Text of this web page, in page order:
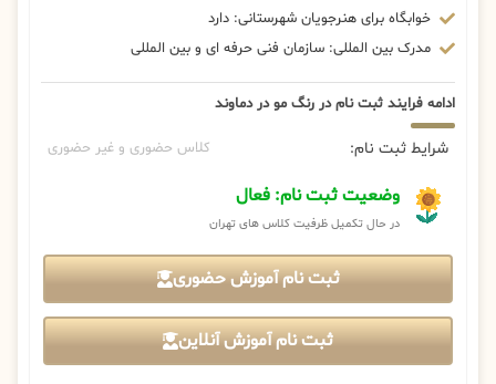
خوابگاه برای هنرجویان شهرستانی: دارد
مدرک بین المللی: سازمان فنی حرفه ای و بین المللی
ادامه فرایند ثبت نام در رنگ مو در دماوند
شرایط ثبت نام: کلاس حضوری و غیر حضوری
وضعیت ثبت نام: فعال
در حال تکمیل ظرفیت کلاس های تهران
ثبت نام آموزش حضوری
ثبت نام آموزش آنلاین